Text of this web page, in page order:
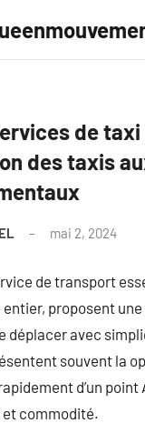
de
des taxis
mai 2, 2024
de transport
entier, proposent
déplacer avec
souvent la
d’un point
commodité.